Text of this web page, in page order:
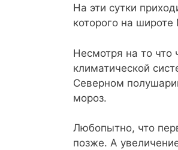
На эти сутки
которого на
Несмотря на то что
климатической
Северном
мороз.
Любопытно, что
позже. А